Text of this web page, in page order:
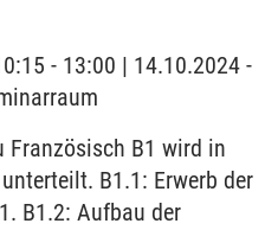
- 13:00 | 14.10.2024 -
Französisch B1 wird in
B1.1: Erwerb der
B1.2: Aufbau der